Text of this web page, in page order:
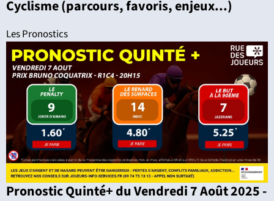
Cyclisme (parcours, favoris, enjeux...)
Les Pronostics
Pronostic Quinté+ du Vendredi 7 Août 2025 -